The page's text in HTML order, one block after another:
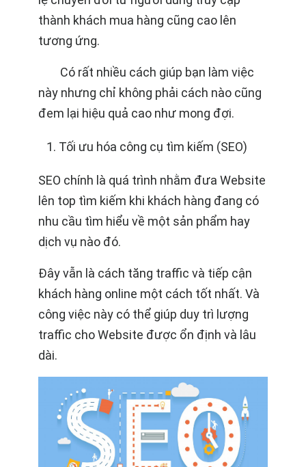
thành khách mua hàng cũng cao lên
tương ứng.
Có rất nhiều cách giúp bạn làm việc
này nhưng chỉ không phải cách nào cũng
đem lại hiệu quả cao như mong đợi.
Tối ưu hóa công cụ tìm kiếm (SEO)
SEO chính là quá trình nhằm đưa Website
lên top tìm kiếm khi khách hàng đang có
nhu cầu tìm hiểu về một sản phẩm hay
dịch vụ nào đó.
Đây vẫn là cách tăng traffic và tiếp cận
khách hàng online một cách tốt nhất. Và
công việc này có thể giúp duy trì lượng
traffic cho Website được ổn định và lâu
dài.